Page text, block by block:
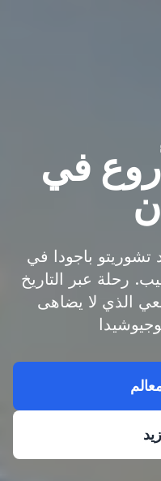
في
تشوريتو باجودا في
رحلة عبر التاريخ
الذي لا يضاهى